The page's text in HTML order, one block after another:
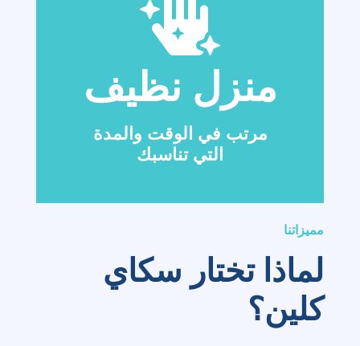
منزل نظيف
مرتب في الوقت والمدة
التي تناسبك
مميزاتنا
لماذا تختار سكاي
كلين؟